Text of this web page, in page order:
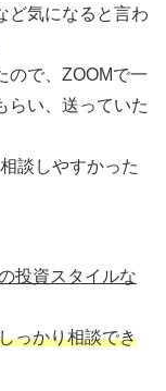
ど気になると言わ
ので、ZOOMで一
らい、送っていた
談しやすかった
投資スタイルな
っかり相談でき